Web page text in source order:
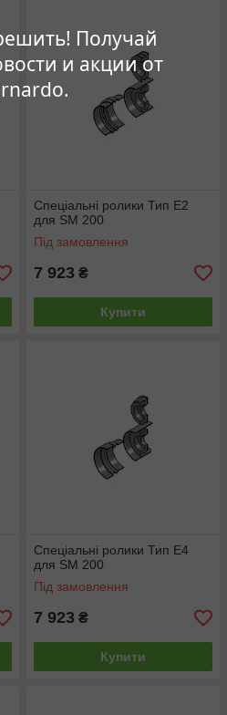
Получай
и акции от
Спеціальні ролики Тип E2
для SM 200
Під замовлення
7 923 ₴
Купити
Спеціальні ролики Тип E4
для SM 200
Під замовлення
7 923 ₴
Купити